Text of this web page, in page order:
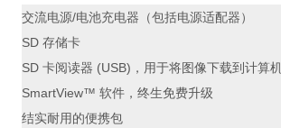
交流电源/电池充电器（包括电源适配器）
SD 存储卡
SD 卡阅读器 (USB)，用于将图像下载到计算
SmartView™ 软件，终生免费升级
结实耐用的便携包